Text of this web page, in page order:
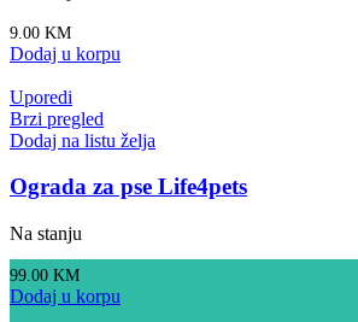
9.00 KM
Dodaj u korpu
Uporedi
Brzi pregled
Dodaj na listu želja
Ograda za pse Life4pets
Na stanju
99.00 KM
Dodaj u korpu